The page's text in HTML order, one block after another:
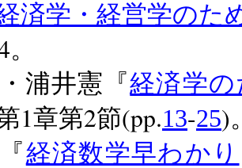
済学・経営学のた
。
浦井憲『経済学
1章第2節(pp.13-25)
経済数学早わかり